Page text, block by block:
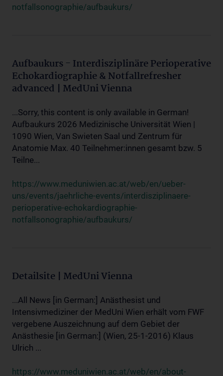
notfallsonographie/aufbaukurs/
Aufbaukurs - Interdisziplinäre Perioperative
Echokardiographie & Notfallrefresher
advanced | MedUni Vienna
...Sorry, this content is only available in German!
Aufbaukurs 2026 Medizinische Universität Wien |
1090 Wien, Van Swieten Saal und Zentrum für
Anatomie Max. 40 Teilnehmer:innen gesamt bzw. 5
Teilne...
https://www.meduniwien.ac.at/web/en/ueber-
uns/events/jaehrliche-events/interdisziplinaere-
perioperative-echokardiographie-
notfallsonographie/aufbaukurs/
Detailsite | MedUni Vienna
...All News [in German:] Anästhesist und
Intensivmediziner der MedUni Wien erhält vom FWF
vergebene Auszeichnung auf dem Gebiet der
Anästhesie [in German:] (Wien, 25-1-2016) Klaus
Ulrich ...
https://www.meduniwien.ac.at/web/en/about-